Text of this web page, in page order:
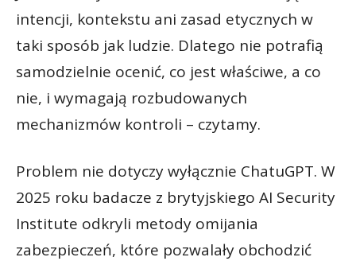
intencji, kontekstu ani zasad etycznych w
taki sposób jak ludzie. Dlatego nie potrafią
samodzielnie ocenić, co jest właściwe, a co
nie, i wymagają rozbudowanych
mechanizmów kontroli – czytamy.
Problem nie dotyczy wyłącznie ChatuGPT. W
2025 roku badacze z brytyjskiego AI Security
Institute odkryli metody omijania
zabezpieczeń, które pozwalały obchodzić